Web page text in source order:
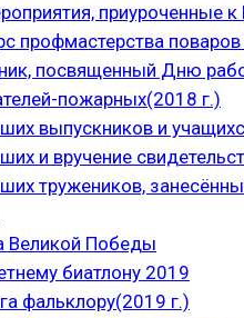
профмастерства
посвященный Дню
пожарных(2018 г.)
выпускников и
и вручение
тружеников,
Великой Победы
биатлону 2019
фальклору(2019 г.)